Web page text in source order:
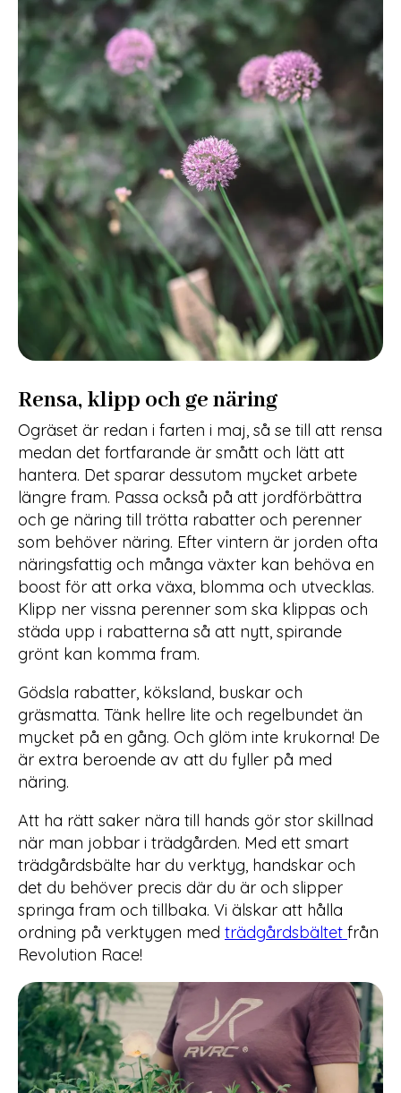
Rensa, klipp och ge näring
Ogräset är redan i farten i maj, så se till att rensa
medan det fortfarande är smått och lätt att
hantera. Det sparar dessutom mycket arbete
längre fram. Passa också på att jordförbättra
och ge näring till trötta rabatter och perenner
som behöver näring. Efter vintern är jorden ofta
näringsfattig och många växter kan behöva en
boost för att orka växa, blomma och utvecklas.
Klipp ner vissna perenner som ska klippas och
städa upp i rabatterna så att nytt, spirande
grönt kan komma fram.
Gödsla rabatter, köksland, buskar och
gräsmatta. Tänk hellre lite och regelbundet än
mycket på en gång. Och glöm inte krukorna! De
är extra beroende av att du fyller på med
näring.
Att ha rätt saker nära till hands gör stor skillnad
när man jobbar i trädgården. Med ett smart
trädgårdsbälte har du verktyg, handskar och
det du behöver precis där du är och slipper
springa fram och tillbaka. Vi älskar att hålla
ordning på verktygen med trädgårdsbältet från
Revolution Race!